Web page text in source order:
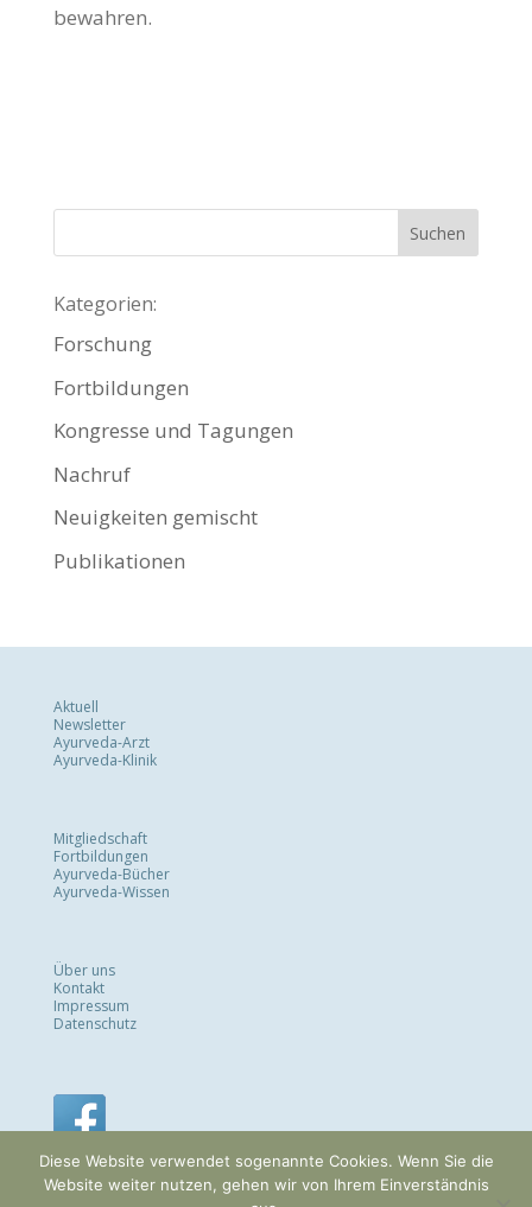
bewahren.
Kategorien:
Forschung
Fortbildungen
Kongresse und Tagungen
Nachruf
Neuigkeiten gemischt
Publikationen
Aktuell
Newsletter
Ayurveda-Arzt
Ayurveda-Klinik
Mitgliedschaft
Fortbildungen
Ayurveda-Bücher
Ayurveda-Wissen
Über uns
Kontakt
Impressum
Datenschutz
Diese Website verwendet sogenannte Cookies. Wenn Sie die
Website weiter nutzen, gehen wir von Ihrem Einverständnis